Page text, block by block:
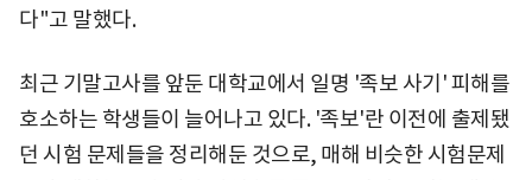
다"고 말했다.
최근 기말고사를 앞둔 대학교에서 일명 '족보 사기' 피해를
호소하는 학생들이 늘어나고 있다. '족보'란 이전에 출제됐
던 시험 문제들을 정리해둔 것으로, 매해 비슷한 시험문제